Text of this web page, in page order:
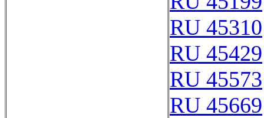
RU 45310
RU 45429
RU 45573
RU 45669